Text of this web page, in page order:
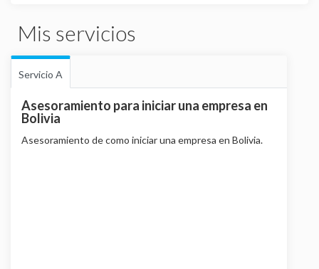
Mis servicios
Servicio A
Asesoramiento para iniciar una empresa en
Bolivia
Asesoramiento de como iniciar una empresa en Bolivia.